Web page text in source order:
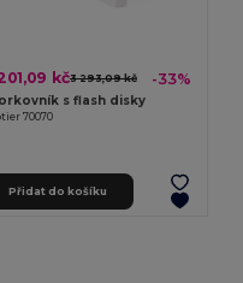
kč3 293,09 kč -33%
s flash disky
70070
Přidat do košíku